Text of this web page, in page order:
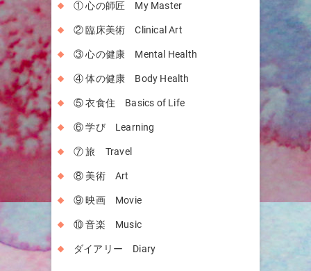
① 心の師匠 My Master
② 臨床美術 Clinical Art
③ 心の健康 Mental Health
④ 体の健康 Body Health
⑤ 衣食住 Basics of Life
⑥ 学び Learning
⑦ 旅 Travel
⑧ 美術 Art
⑨ 映画 Movie
⑩ 音楽 Music
ダイアリー Diary